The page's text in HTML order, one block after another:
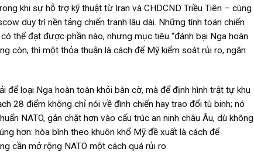
khi sự hỗ trợ kỹ thuật từ Iran và CHDCND Triều Tiên – cùng
duy trì nền tảng chiến tranh lâu dài. Những tính toán chiến
thể đạt được phần nào, nhưng mục tiêu “đánh bại Nga hoàn
còn, thì một thỏa thuận là cách để Mỹ kiểm soát rủi ro, ngăn
để loại Nga hoàn toàn khỏi bàn cờ, mà để định hình trật tự khu
28 điểm không chỉ nói về đình chiến hay trao đổi tù binh; nó
NATO, gắn chặt hơn vào cấu trúc an ninh châu Âu, dù không
hơn: hòa bình theo khuôn khổ Mỹ đề xuất là cách để
cần mở rộng NATO một cách quá rủi ro.